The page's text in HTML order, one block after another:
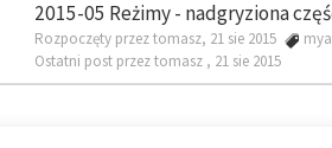
2015-05 Reżimy - nadgryziona
Rozpoczęty przez tomasz, 21 sie 2015
Ostatni post przez tomasz , 21 sie 2015